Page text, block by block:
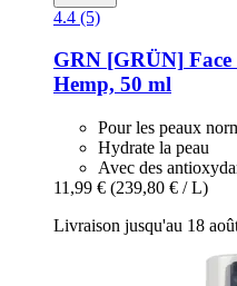
4.4 (5)
GRN [GRÜN]
Hemp, 50 ml
Pour les peaux
Hydrate la peau
Avec des
11,99 € (239,80 € / L)
Livraison jusqu'au 18